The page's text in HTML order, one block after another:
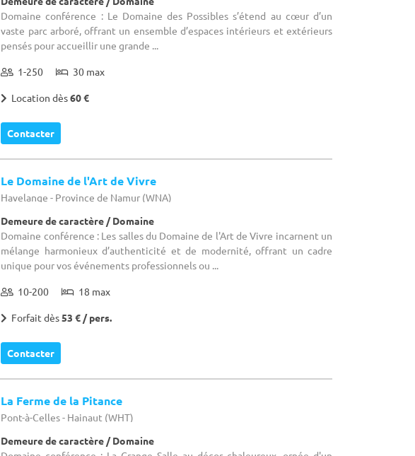
Domaine conférence : Le Domaine des Possibles s’étend au cœur d’un
vaste parc arboré, offrant un ensemble d’espaces intérieurs et extérieurs
pensés pour accueillir une grande ...
1-250 30 max
Location dès60 €
Contacter
Le Domaine de l'Art de Vivre
Havelange - Province de Namur (WNA)
Demeure de caractère / Domaine
Domaine conférence : Les salles du Domaine de l'Art de Vivre incarnent un
mélange harmonieux d’authenticité et de modernité, offrant un cadre
unique pour vos événements professionnels ou ...
10-200 18 max
Forfait dès53 € / pers.
Contacter
La Ferme de la Pitance
Pont-à-Celles - Hainaut (WHT)
Demeure de caractère / Domaine